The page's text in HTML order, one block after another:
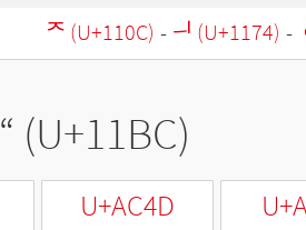
ᄌ (U+110C) - ᅴ (U+1174) -
“ (U+11BC)
U+AC4D